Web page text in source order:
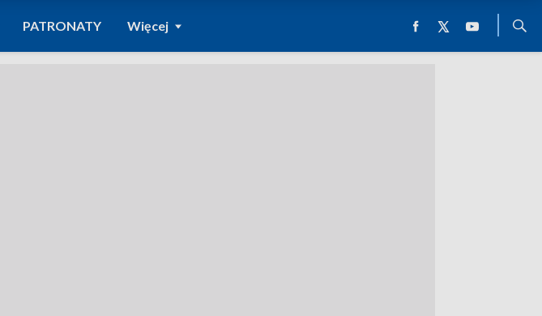
PATRONATY Więcej